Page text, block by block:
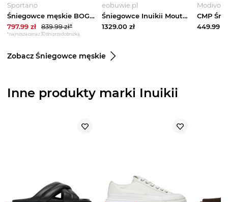
Sportano
Śniegowce męskie BOGNER Laax 7 navy Granatowy
797.99 zł 839.99zł*
*najniższa cena z 30 dni przed obniżką
eobuwie.pl
Śniegowce Inuikii Moutain 2002.003.0031 Granatowy
1329.00 zł
Modivo
449.99zł
Zobacz Śniegowce męskie
Inne produkty marki Inuikii